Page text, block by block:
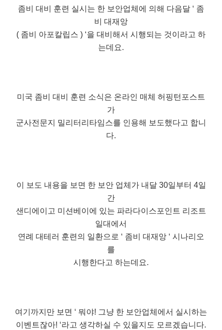
좀비 대비 훈련 실시는 한 보안업체에 의해 다음달 ‘ 좀
비 대재앙
( 좀비 아포칼립스 ) ‘을 대비해서 시행되는 것이라고 하
는데요.
미국 좀비 대비 훈련 소식은 온라인 매체 허핑턴포스트
가
군사전문지 밀리터리타임스를 인용해 보도했다고 합니
다.
이 보도 내용을 보면 한 보안 업체가 내달 30일부터 4일
간
샌디에이고 미션베이에 있는 파라다이스포인트 리조트
일대에서
연례 대테러 훈련의 일환으로 ‘ 좀비 대재앙 ‘ 시나리오
를
시행한다고 하는데요.
여기까지만 보면 ‘ 뭐야! 그냥 한 보안업체에서 실시하는
이벤트잖아! ‘라고 생각하실 수 있을지도 모르겠습니다.